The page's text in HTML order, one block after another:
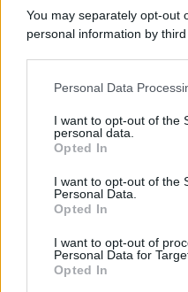
You may separately opt-out
personal information by
This information may also
disclose it to other third
Please note that this
services and may gather
not limited to your visit or
grant or deny consent to
consent section.
Personal Data
I want to opt-out of the
personal data.
Opted In
I want to opt-out of the
Personal Data.
Opted In
I want to opt-out of
Personal Data for
Opted In
SecondHomeMagazine
InvestirMag
Investieren24